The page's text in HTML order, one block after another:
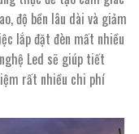
độ bền lâu dài và giảm
lắp đặt đèn mất nhiều
Led sẽ giúp tiết
rất nhiều chi phí